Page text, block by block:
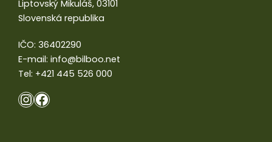
Liptovský Mikuláš, 03101
Slovenská republika
IČO: 36402290
E-mail: info@bilboo.net
Tel: +421 445 526 000